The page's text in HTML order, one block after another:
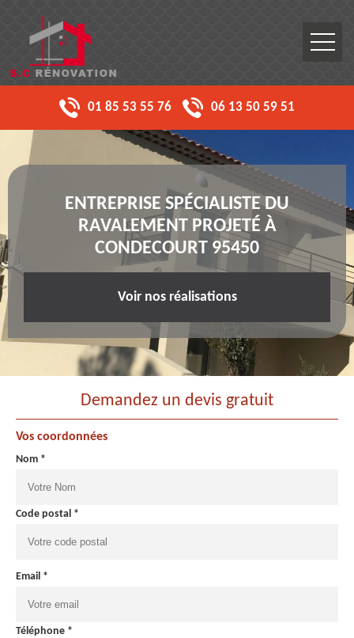
01 85 53 55 76 06 13 50 59 51
ENTREPRISE SPÉCIALISTE DU
RAVALEMENT PROJETÉ À
CONDECOURT 95450
Voir nos réalisations
Demandez un devis gratuit
Vos coordonnées
Nom *
Code postal *
Email *
Téléphone *